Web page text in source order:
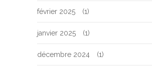
février 2025 (1)
janvier 2025 (1)
décembre 2024 (1)